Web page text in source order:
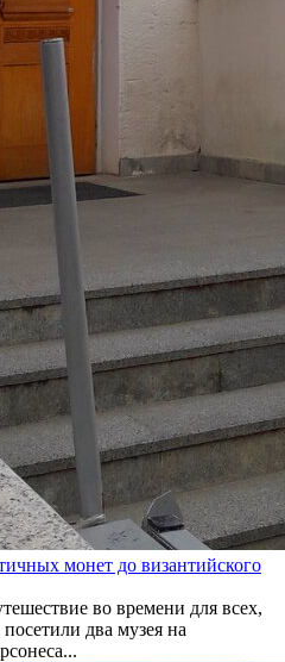
монет до византийского
во времени для всех,
два музея на